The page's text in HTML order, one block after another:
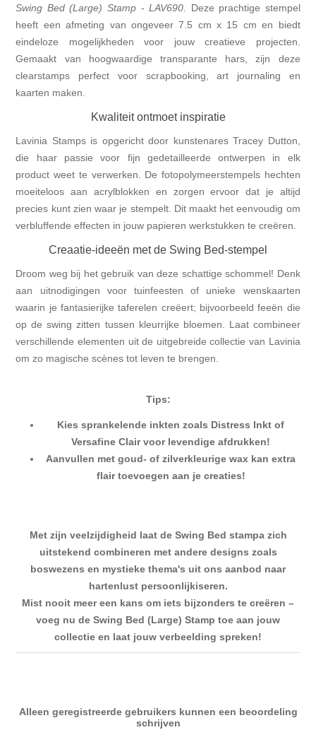
Swing Bed (Large) Stamp - LAV690. Deze prachtige stempel
heeft een afmeting van ongeveer 7.5 cm x 15 cm en biedt
eindeloze mogelijkheden voor jouw creatieve projecten.
Gemaakt van hoogwaardige transparante hars, zijn deze
clearstamps perfect voor scrapbooking, art journaling en
kaarten maken.
Kwaliteit ontmoet inspiratie
Lavinia Stamps is opgericht door kunstenares Tracey Dutton,
die haar passie voor fijn gedetailleerde ontwerpen in elk
product weet te verwerken. De fotopolymeerstempels hechten
moeiteloos aan acrylblokken en zorgen ervoor dat je altijd
precies kunt zien waar je stempelt. Dit maakt het eenvoudig om
verbluffende effecten in jouw papieren werkstukken te creëren.
Creaatie-ideeën met de Swing Bed-stempel
Droom weg bij het gebruik van deze schattige schommel! Denk
aan uitnodigingen voor tuinfeesten of unieke wenskaarten
waarin je fantasierijke taferelen creëert; bijvoorbeeld feeën die
op de swing zitten tussen kleurrijke bloemen. Laat combineer
verschillende elementen uit de uitgebreide collectie van Lavinia
om zo magische scènes tot leven te brengen.
Tips:
Kies sprankelende inkten zoals Distress Inkt of
Versafine Clair voor levendige afdrukken!
Aanvullen met goud- of zilverkleurige wax kan extra
flair toevoegen aan je creaties!
Met zijn veelzijdigheid laat de Swing Bed stampa zich
uitstekend combineren met andere designs zoals
boswezens en mystieke thema's uit ons aanbod naar
hartenlust persoonlijkiseren.
Mist nooit meer een kans om iets bijzonders te creëren –
voeg nu de Swing Bed (Large) Stamp toe aan jouw
collectie en laat jouw verbeelding spreken!
Alleen geregistreerde gebruikers kunnen een beoordeling
schrijven